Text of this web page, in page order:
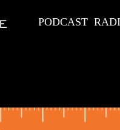
PODCAST